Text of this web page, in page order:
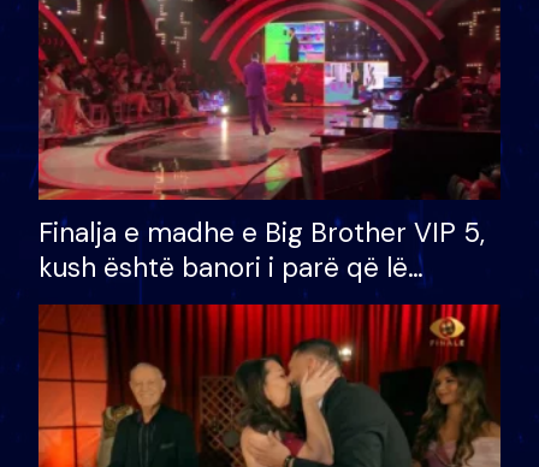
Finalja e madhe e Big Brother VIP 5,
kush është banori i parë që lë
shtëpinë dhe humb mundësinë për
të fituar çmimin e madh